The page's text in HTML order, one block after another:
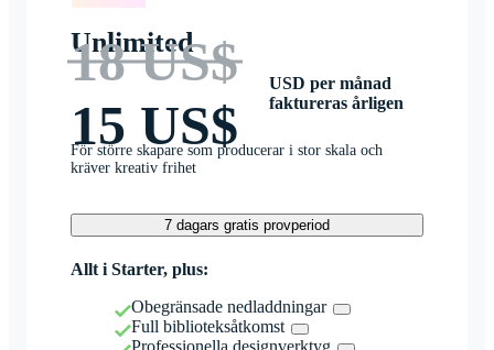
Unlimited
18 US$
15 US$
USD per månad
faktureras årligen
För större skapare som producerar i stor skala och
kräver kreativ frihet
7 dagars gratis provperiod
Allt i Starter, plus:
Obegränsade nedladdningar
Full biblioteksåtkomst